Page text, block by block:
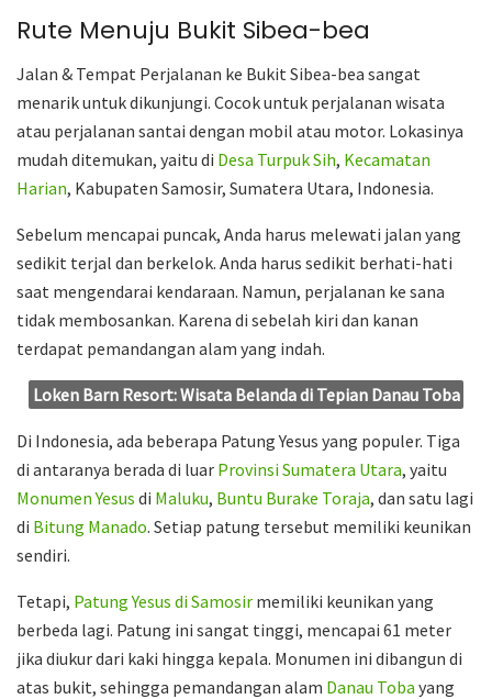
Rute Menuju Bukit Sibea-bea
Jalan & Tempat Perjalanan ke Bukit Sibea-bea sangat
menarik untuk dikunjungi. Cocok untuk perjalanan wisata
atau perjalanan santai dengan mobil atau motor. Lokasinya
mudah ditemukan, yaitu di Desa Turpuk Sih, Kecamatan
Harian, Kabupaten Samosir, Sumatera Utara, Indonesia.
Sebelum mencapai puncak, Anda harus melewati jalan yang
sedikit terjal dan berkelok. Anda harus sedikit berhati-hati
saat mengendarai kendaraan. Namun, perjalanan ke sana
tidak membosankan. Karena di sebelah kiri dan kanan
terdapat pemandangan alam yang indah.
Loken Barn Resort: Wisata Belanda di Tepian Danau Toba
Di Indonesia, ada beberapa Patung Yesus yang populer. Tiga
di antaranya berada di luar Provinsi Sumatera Utara, yaitu
Monumen Yesus di Maluku, Buntu Burake Toraja, dan satu lagi
di Bitung Manado. Setiap patung tersebut memiliki keunikan
sendiri.
Tetapi, Patung Yesus di Samosir memiliki keunikan yang
berbeda lagi. Patung ini sangat tinggi, mencapai 61 meter
jika diukur dari kaki hingga kepala. Monumen ini dibangun di
atas bukit, sehingga pemandangan alam Danau Toba yang